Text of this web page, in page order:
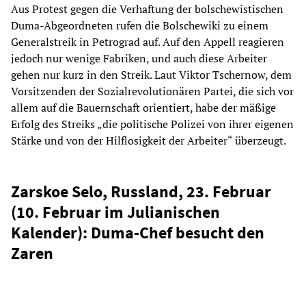
Aus Protest gegen die Verhaftung der bolschewistischen
Duma-Abgeordneten rufen die Bolschewiki zu einem
Generalstreik in Petrograd auf. Auf den Appell reagieren
jedoch nur wenige Fabriken, und auch diese Arbeiter
gehen nur kurz in den Streik. Laut Viktor Tschernow, dem
Vorsitzenden der Sozialrevolutionären Partei, die sich vor
allem auf die Bauernschaft orientiert, habe der mäßige
Erfolg des Streiks „die politische Polizei von ihrer eigenen
Stärke und von der Hilflosigkeit der Arbeiter“ überzeugt.
Zarskoe Selo, Russland, 23. Februar
(10. Februar im Julianischen
Kalender): Duma-Chef besucht den
Zaren